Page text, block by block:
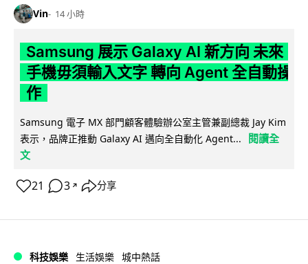
Vin 14 小時
Samsung 展示 Galaxy AI 新方向 未來
手機毋須輸入文字 轉向 Agent 全自動操
作
Samsung 電子 MX 部門顧客體驗辦公室主管兼副總裁 Jay Kim
表示，品牌正推動 Galaxy AI 邁向全自動化 Agent...
閱讀全
文
21 3 ↗ 分享
科技娛樂 生活娛樂 城中熱話